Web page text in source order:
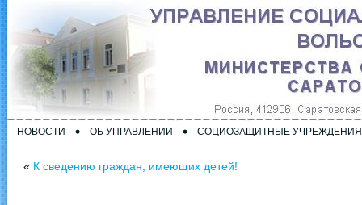
НОВОСТИ ОБ УПРАВЛЕНИИ СОЦИОЗАЩИТНЫЕ УЧРЕЖДЕНИЯ
« К сведению граждан, имеющих детей!